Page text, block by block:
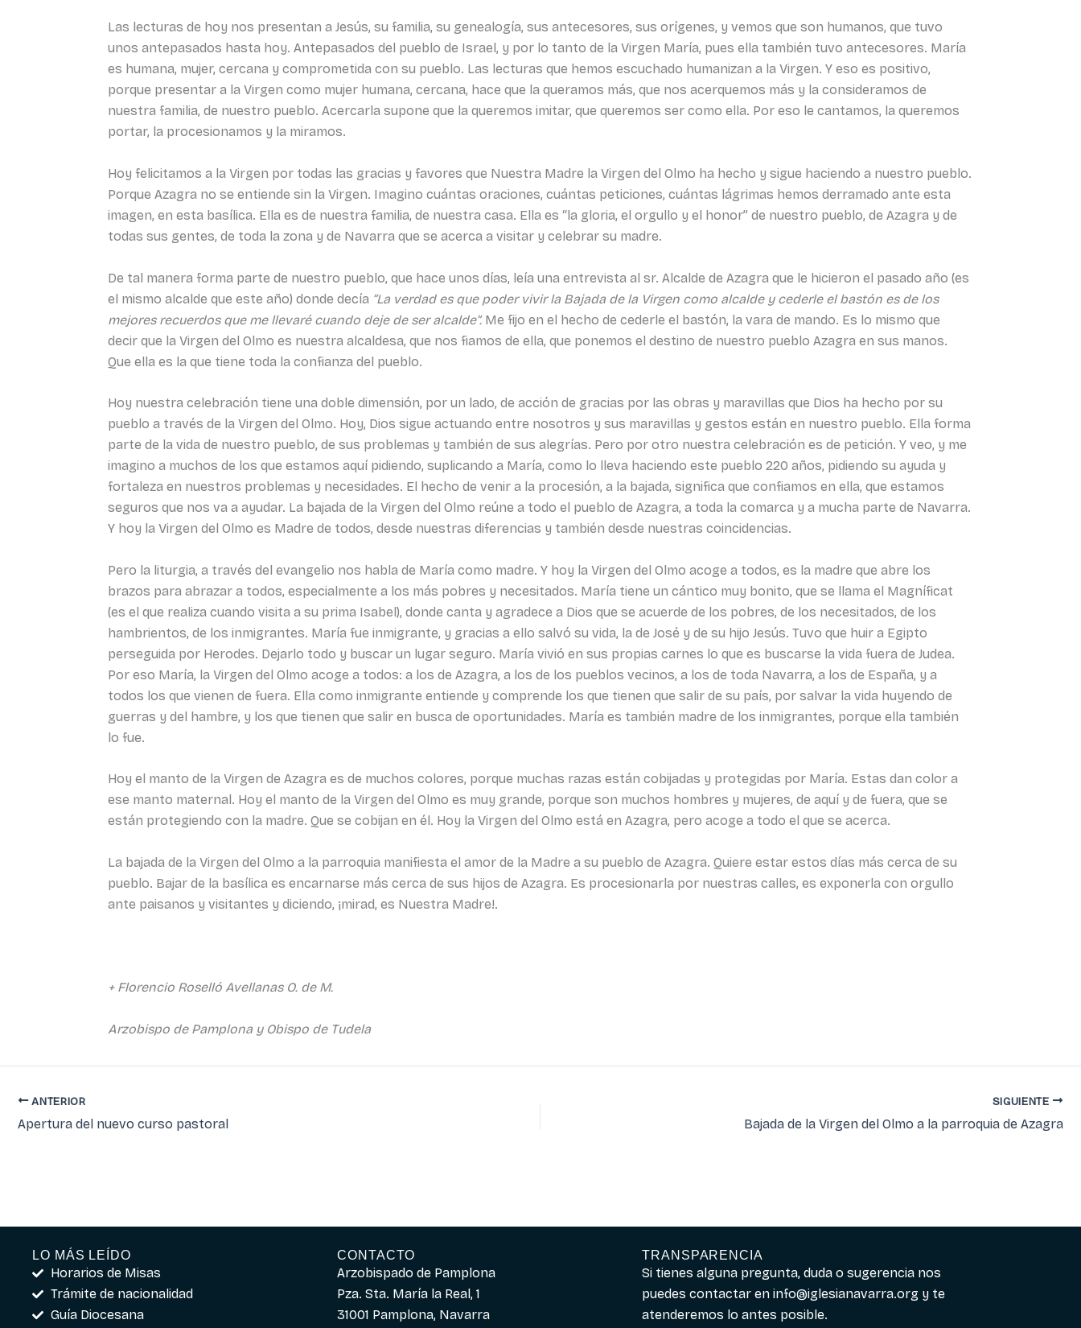
Las lecturas de hoy nos presentan a Jesús, su familia, su genealogía, sus antecesores, sus orígenes, y vemos que son humanos, que tuvo
unos antepasados hasta hoy. Antepasados del pueblo de Israel, y por lo tanto de la Virgen María, pues ella también tuvo antecesores. María
es humana, mujer, cercana y comprometida con su pueblo. Las lecturas que hemos escuchado humanizan a la Virgen. Y eso es positivo,
porque presentar a la Virgen como mujer humana, cercana, hace que la queramos más, que nos acerquemos más y la consideramos de
nuestra familia, de nuestro pueblo. Acercarla supone que la queremos imitar, que queremos ser como ella. Por eso le cantamos, la queremos
portar, la procesionamos y la miramos.
Hoy felicitamos a la Virgen por todas las gracias y favores que Nuestra Madre la Virgen del Olmo ha hecho y sigue haciendo a nuestro pueblo.
Porque Azagra no se entiende sin la Virgen. Imagino cuántas oraciones, cuántas peticiones, cuántas lágrimas hemos derramado ante esta
imagen, en esta basílica. Ella es de nuestra familia, de nuestra casa. Ella es “la gloria, el orgullo y el honor” de nuestro pueblo, de Azagra y de
todas sus gentes, de toda la zona y de Navarra que se acerca a visitar y celebrar su madre.
De tal manera forma parte de nuestro pueblo, que hace unos días, leía una entrevista al sr. Alcalde de Azagra que le hicieron el pasado año (es
el mismo alcalde que este año) donde decía “La verdad es que poder vivir la Bajada de la Virgen como alcalde y cederle el bastón es de los
mejores recuerdos que me llevaré cuando deje de ser alcalde”.Me fijo en el hecho de cederle el bastón, la vara de mando. Es lo mismo que
decir que la Virgen del Olmo es nuestra alcaldesa, que nos fiamos de ella, que ponemos el destino de nuestro pueblo Azagra en sus manos.
Que ella es la que tiene toda la confianza del pueblo.
Hoy nuestra celebración tiene una doble dimensión, por un lado, de acción de gracias por las obras y maravillas que Dios ha hecho por su
pueblo a través de la Virgen del Olmo. Hoy, Dios sigue actuando entre nosotros y sus maravillas y gestos están en nuestro pueblo. Ella forma
parte de la vida de nuestro pueblo, de sus problemas y también de sus alegrías. Pero por otro nuestra celebración es de petición. Y veo, y me
imagino a muchos de los que estamos aquí pidiendo, suplicando a María, como lo lleva haciendo este pueblo 220 años, pidiendo su ayuda y
fortaleza en nuestros problemas y necesidades. El hecho de venir a la procesión, a la bajada, significa que confiamos en ella, que estamos
seguros que nos va a ayudar. La bajada de la Virgen del Olmo reúne a todo el pueblo de Azagra, a toda la comarca y a mucha parte de Navarra.
Y hoy la Virgen del Olmo es Madre de todos, desde nuestras diferencias y también desde nuestras coincidencias.
Pero la liturgia, a través del evangelio nos habla de María como madre. Y hoy la Virgen del Olmo acoge a todos, es la madre que abre los
brazos para abrazar a todos, especialmente a los más pobres y necesitados. María tiene un cántico muy bonito, que se llama el Magníficat
(es el que realiza cuando visita a su prima Isabel), donde canta y agradece a Dios que se acuerde de los pobres, de los necesitados, de los
hambrientos, de los inmigrantes. María fue inmigrante, y gracias a ello salvó su vida, la de José y de su hijo Jesús. Tuvo que huir a Egipto
perseguida por Herodes. Dejarlo todo y buscar un lugar seguro. María vivió en sus propias carnes lo que es buscarse la vida fuera de Judea.
Por eso María, la Virgen del Olmo acoge a todos: a los de Azagra, a los de los pueblos vecinos, a los de toda Navarra, a los de España, y a
todos los que vienen de fuera. Ella como inmigrante entiende y comprende los que tienen que salir de su país, por salvar la vida huyendo de
guerras y del hambre, y los que tienen que salir en busca de oportunidades. María es también madre de los inmigrantes, porque ella también
lo fue.
Hoy el manto de la Virgen de Azagra es de muchos colores, porque muchas razas están cobijadas y protegidas por María. Estas dan color a
ese manto maternal. Hoy el manto de la Virgen del Olmo es muy grande, porque son muchos hombres y mujeres, de aquí y de fuera, que se
están protegiendo con la madre. Que se cobijan en él. Hoy la Virgen del Olmo está en Azagra, pero acoge a todo el que se acerca.
La bajada de la Virgen del Olmo a la parroquia manifiesta el amor de la Madre a su pueblo de Azagra. Quiere estar estos días más cerca de su
pueblo. Bajar de la basílica es encarnarse más cerca de sus hijos de Azagra. Es procesionarla por nuestras calles, es exponerla con orgullo
ante paisanos y visitantes y diciendo, ¡mirad, es Nuestra Madre!.
+ Florencio Roselló Avellanas O. de M.
Arzobispo de Pamplona y Obispo de Tudela
ANTERIOR
Apertura del nuevo curso pastoral
SIGUIENTE
Bajada de la Virgen del Olmo a la parroquia de Azagra
LO MÁS LEÍDO
Horarios de Misas
Trámite de nacionalidad
Guía Diocesana
CONTACTO
Arzobispado de Pamplona
Pza. Sta. María la Real, 1
31001 Pamplona, Navarra
TRANSPARENCIA
Si tienes alguna pregunta, duda o sugerencia nos
puedes contactar eninfo@iglesianavarra.org y te
atenderemos lo antes posible.